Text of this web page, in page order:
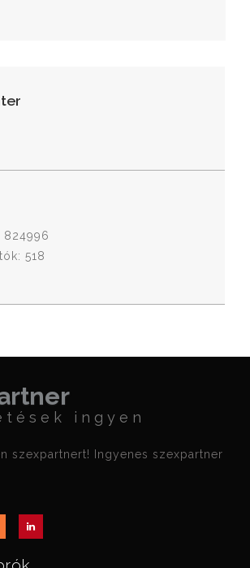
824996
518
ingyen
szexpartnert! Ingyenes szexpartner